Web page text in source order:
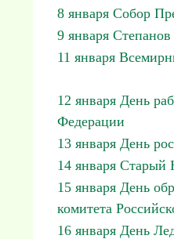
8 января Собор
9 января Степанов
11 января
12 января День
Федерации
13 января День
14 января Старый
15 января День
комитета
16 января День